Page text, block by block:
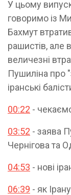
У цьому
говоримо із
Бахмут
рашистів, але
величезні
Пушиліна про
іранські
00:22 -
03:52 - заява
Чернігова та
04:53 - нові
06:39 - як